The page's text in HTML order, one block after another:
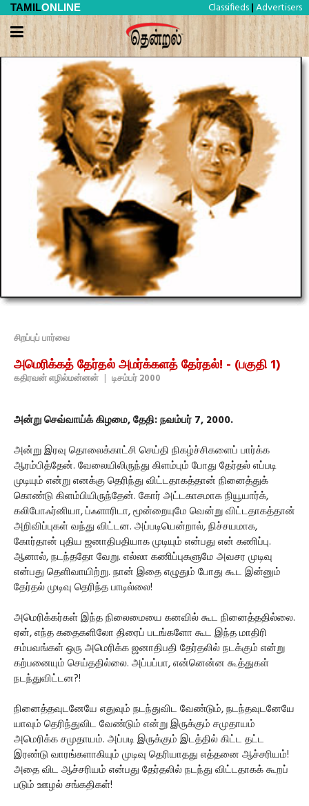
TAMILONLINE Classifieds | Advertisers
சிறப்புப் பார்வை
அமெரிக்கத் தேர்தல் அமர்க்களத் தேர்தல்! - (பகுதி 1)
கதிரவன் எழில்மன்னன் | டிசம்பர் 2000
அன்று செவ்வாய்க் கிழமை, தேதி: நவம்பர் 7, 2000.
அன்று இரவு தொலைக்காட்சி செய்தி நிகழ்ச்சிகளைப் பார்க்க
ஆரம்பித்தேன். வேலையிலிருந்து கிளம்பும் போது தேர்தல் எப்படி
முடியும் என்று எனக்கு தெரிந்து விட்டதாகத்தான் நினைத்துக்
கொண்டு கிளம்பியிருந்தேன். கோர் அட்டகாசமாக நியூயார்க்,
கலிபோஃர்னியா, ப்ஃளாரிடா, மூன்றையுமே வென்று விட்டதாகத்தான்
அறிவிப்புகள் வந்து விட்டன. அப்படியென்றால், நிச்சயமாக,
கோர்தான் புதிய ஜனாதிபதியாக முடியும் என்பது என் கணிப்பு.
ஆனால், நடந்ததோ வேறு. எல்லா கணிப்புகளுமே அவசர முடிவு
என்பது தெளிவாயிற்று. நான் இதை எழுதும் போது கூட இன்னும்
தேர்தல் முடிவு தெரிந்த பாடில்லை!
அமெரிக்கர்கள் இந்த நிலைமையை கனவில் கூட நினைத்ததில்லை.
ஏன், எந்த கதைகளிலோ திரைப் படங்களோ கூட இந்த மாதிரி
சம்பவங்கள் ஒரு அமெரிக்க ஜனாதிபதி தேர்தலில் நடக்கும் என்று
கற்பனையும் செய்ததில்லை. அப்பப்பா, என்னென்ன கூத்துகள்
நடந்துவிட்டன?!
நினைத்தவுடனேயே எதுவும் நடந்துவிட வேண்டும், நடந்தவுடனேயே
யாவும் தெரிந்துவிட வேண்டும் என்று இருக்கும் சமுதாயம்
அமெரிக்க சமுதாயம். அப்படி இருக்கும் இடத்தில் கிட்ட தட்ட
இரண்டு வாரங்களாகியும் முடிவு தெரியாதது எத்தனை ஆச்சரியம்!
அதை விட ஆச்சரியம் என்பது தேர்தலில் நடந்து விட்டதாகக் கூறப்
படும் ஊழல் சங்கதிகள்!